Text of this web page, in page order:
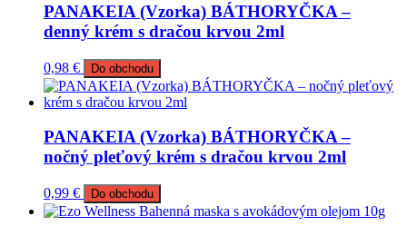
PANAKEIA (Vzorka) BÁTHORYČKA –
denný krém s dračou krvou 2ml
0,98 € Do obchodu
PANAKEIA (Vzorka) BÁTHORYČKA –
nočný pleťový krém s dračou krvou 2ml
0,99 € Do obchodu